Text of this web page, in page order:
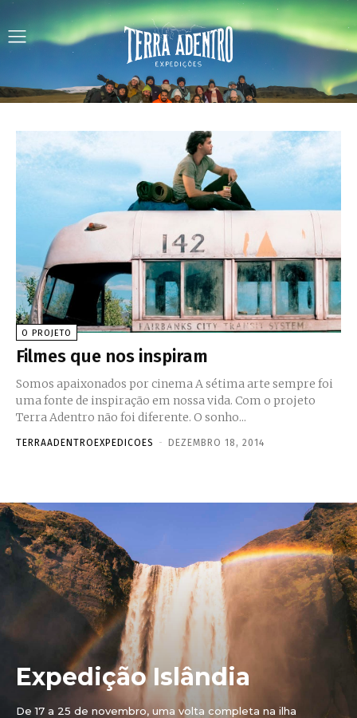
O PROJETO
Filmes que nos inspiram
Somos apaixonados por cinema A sétima arte sempre foi
uma fonte de inspiração em nossa vida. Com o projeto
Terra Adentro não foi diferente. O sonho...
TERRAADENTROEXPEDICOES - DEZEMBRO 18, 2014
Expedição Islândia
De 17 a 25 de novembro, uma volta completa na ilha